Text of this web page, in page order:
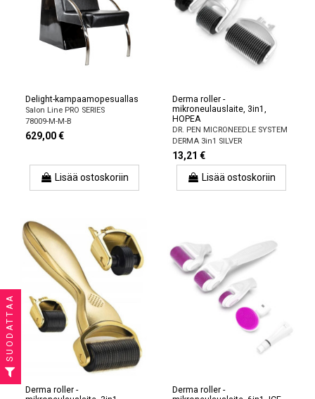
Delight-kampaamopesuallas
Salon Line PRO SERIES
78009-M-M-B
629,00 €
Lisää ostoskoriin
Derma roller -
mikroneulauslaite, 3in1,
HOPEA
DR. PEN MICRONEEDLE SYSTEM
DERMA 3in1 SILVER
13,21 €
Lisää ostoskoriin
Derma roller -
Derma roller -
SUODATTAA